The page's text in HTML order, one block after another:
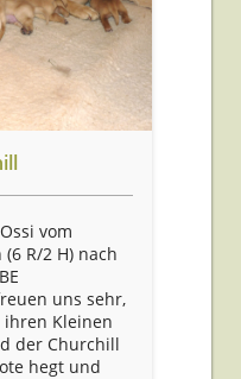
vom
R/2 H) nach
uns sehr,
ihren Kleinen
der Churchill
hegt und